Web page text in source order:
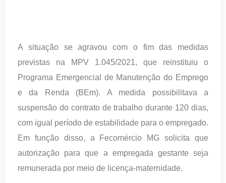
A situação se agravou com o fim das medidas
previstas na MPV 1.045/2021, que reinstituiu o
Programa Emergencial de Manutenção do Emprego
e da Renda (BEm). A medida possibilitava a
suspensão do contrato de trabalho durante 120 dias,
com igual período de estabilidade para o empregado.
Em função disso, a Fecomércio MG solicita que
autorização para que a empregada gestante seja
remunerada por meio de licença-maternidade.